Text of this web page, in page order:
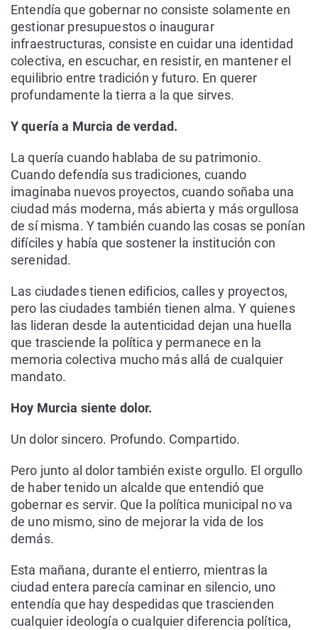
Entendía que gobernar no consiste solamente en
gestionar presupuestos o inaugurar
infraestructuras, consiste en cuidar una identidad
colectiva, en escuchar, en resistir, en mantener el
equilibrio entre tradición y futuro. En querer
profundamente la tierra a la que sirves.
Y quería a Murcia de verdad.
La quería cuando hablaba de su patrimonio.
Cuando defendía sus tradiciones, cuando
imaginaba nuevos proyectos, cuando soñaba una
ciudad más moderna, más abierta y más orgullosa
de sí misma. Y también cuando las cosas se ponían
difíciles y había que sostener la institución con
serenidad.
Las ciudades tienen edificios, calles y proyectos,
pero las ciudades también tienen alma. Y quienes
las lideran desde la autenticidad dejan una huella
que trasciende la política y permanece en la
memoria colectiva mucho más allá de cualquier
mandato.
Hoy Murcia siente dolor.
Un dolor sincero. Profundo. Compartido.
Pero junto al dolor también existe orgullo. El orgullo
de haber tenido un alcalde que entendió que
gobernar es servir. Que la política municipal no va
de uno mismo, sino de mejorar la vida de los
demás.
Esta mañana, durante el entierro, mientras la
ciudad entera parecía caminar en silencio, uno
entendía que hay despedidas que trascienden
cualquier ideología o cualquier diferencia política,